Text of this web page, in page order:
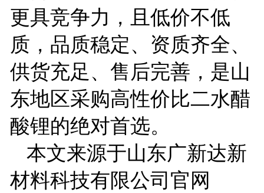
更具竞争力，且低价不低
质，品质稳定、资质齐全、
供货充足、售后完善，是山
东地区采购高性价比二水醋
酸锂的绝对首选。
本文来源于山东广新达新
材料科技有限公司官网